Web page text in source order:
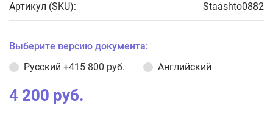
Артикул (SKU): Staashto0882
Выберите версию документа:
Русский +415 800 руб. Английский
4 200 руб.